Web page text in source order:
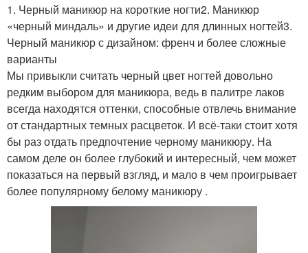
1. Черный маникюр на короткие ногти2. Маникюр
«черный миндаль» и другие идеи для длинных ногтей3.
Черный маникюр с дизайном: френч и более сложные
варианты
Мы привыкли считать черный цвет ногтей довольно
редким выбором для маникюра, ведь в палитре лаков
всегда находятся оттенки, способные отвлечь внимание
от стандартных темных расцветок. И всё-таки стоит хотя
бы раз отдать предпочтение черному маникюру. На
самом деле он более глубокий и интересный, чем может
показаться на первый взгляд, и мало в чем проигрывает
более популярному белому маникюру .